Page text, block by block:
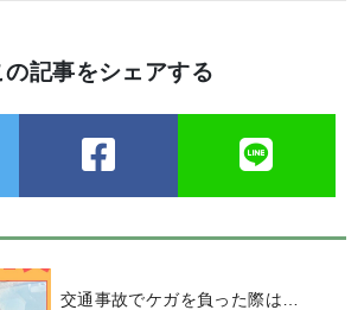
の記事をシェアする
交通事故でケガを負った際は…